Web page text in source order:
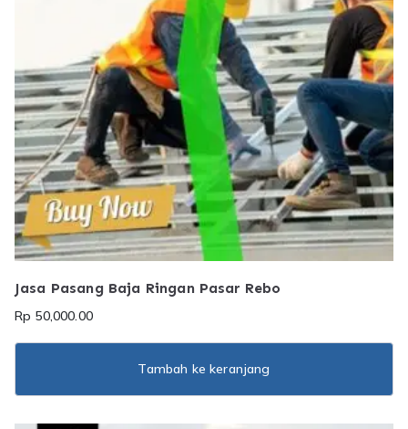
Jasa Pasang Baja Ringan Pasar Rebo
Rp 50,000.00
Tambah ke keranjang